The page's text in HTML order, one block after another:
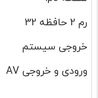
رم 2 حافظه 32
خروجی سیستم
ورودی و خروجی AV